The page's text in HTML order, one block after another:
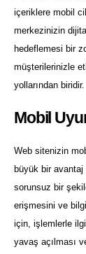
içeriklere mobil
merkezinizin
hedeflemesi bir
müşterilerinizle
yollarından biridir.
Mobil
Web sitenizin
büyük bir avantaj
sorunsuz bir
erişmesini ve
için, işlemlerle
yavaş açılması